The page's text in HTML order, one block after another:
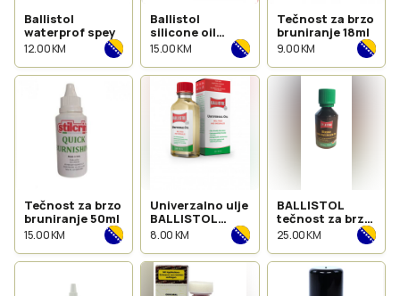
Ballistol
waterprof spey
12.00 KM
Ballistol
silicone oil
spray
15.00 KM
Tečnost za brzo
bruniranje 18ml
9.00 KM
Tečnost za brzo
bruniranje 50ml
15.00 KM
Univerzalno ulje
BALLISTOL
50ml
8.00 KM
BALLISTOL
tečnost za brzo
bruniranje 50ml.
25.00 KM